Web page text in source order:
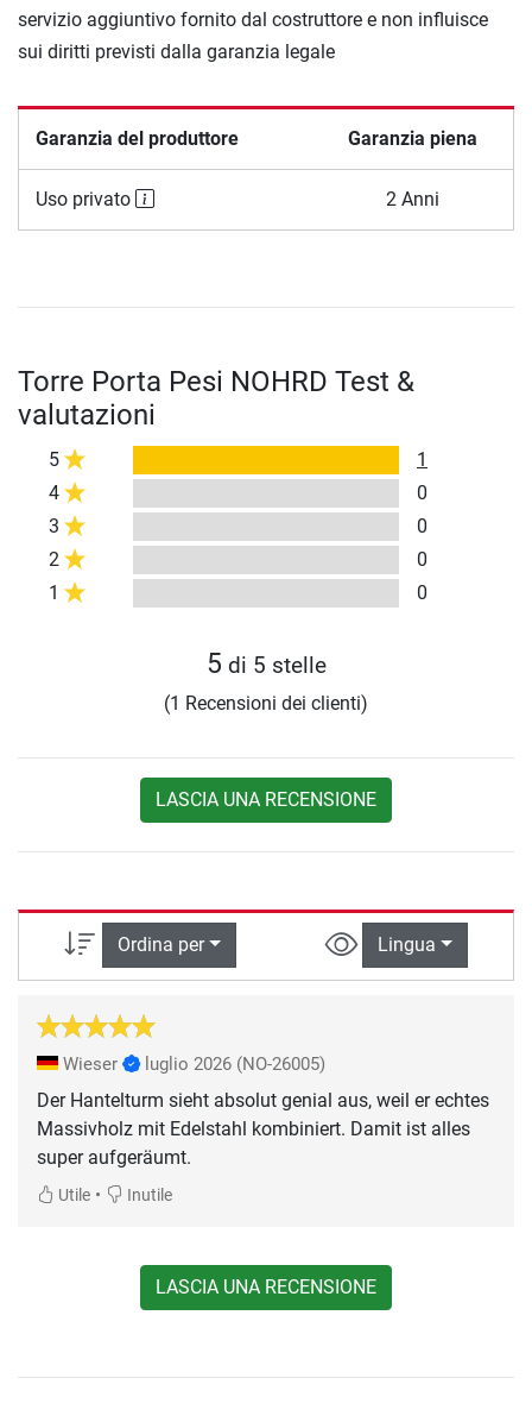
servizio aggiuntivo fornito dal costruttore e non influisce
sui diritti previsti dalla garanzia legale
Garanzia del produttore Garanzia piena
Uso privato 2 Anni
Torre Porta Pesi NOHRD Test &
valutazioni
5
1
4
0
3
0
2
0
1
0
5 di 5 stelle
(1 Recensioni dei clienti)
LASCIA UNA RECENSIONE
Ordina per Lingua
Wieser luglio 2026 (NO-26005)
Der Hantelturm sieht absolut genial aus, weil er echtes
Massivholz mit Edelstahl kombiniert. Damit ist alles
super aufgeräumt.
Utile • Inutile
LASCIA UNA RECENSIONE